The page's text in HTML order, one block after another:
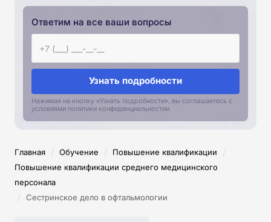
Ответим на все ваши вопросы
Узнать подробности
Нажимая на кнопку «Узнать подробности», вы соглашаетесь с
условиями политики конфиденциальностии
Главная / Обучение / Повышение квалификации /
Повышение квалификации среднего медицинского
персонала
/ Сестринское дело в офтальмологии